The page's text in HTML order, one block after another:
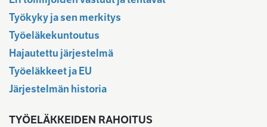
Työkyky ja sen merkitys
Työeläkekuntoutus
Hajautettu järjestelmä
Työeläkkeet ja EU
Järjestelmän historia
TYÖELÄKKEIDEN RAHOITUS